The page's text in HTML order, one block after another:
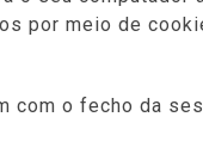
por meio de
com o fecho da